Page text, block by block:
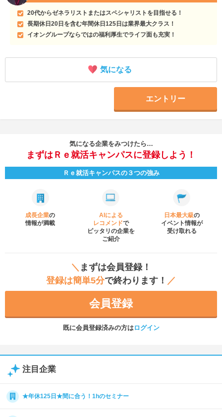
20代からゼネラリストまたはスペシャリストを目指せる！
長期休日20日を含む年間休日125日は業界最大クラス！
イオングループならではの福利厚生でライフ面も充実！
気になる
エントリー
気になる企業をみつけたら…
まずはＲｅ就活キャンパスに登録しよう！
Ｒｅ就活キャンパスの３つの強み
成長企業の
情報が満載
AIによる
レコメンドで
ピッタリの企業を
ご紹介
日本最大級の
イベント情報が
受け取れる
＼ まずは会員登録！
登録は簡単5分で終わります！ ／
会員登録
既に会員登録済みの方はログイン
注目企業
★年休125日★間に合う！1hのセミナー